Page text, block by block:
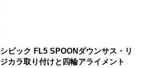
シビック FL5 SPOONダウンサス・リ
ジカラ取り付けと四輪アライメント